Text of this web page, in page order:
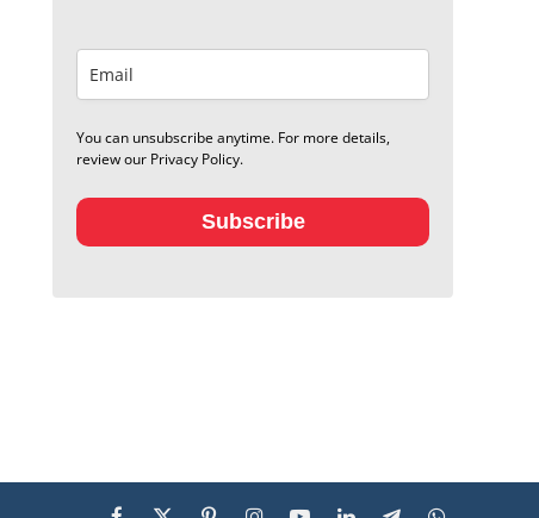
You can unsubscribe anytime. For more details,
review our Privacy Policy.
Subscribe